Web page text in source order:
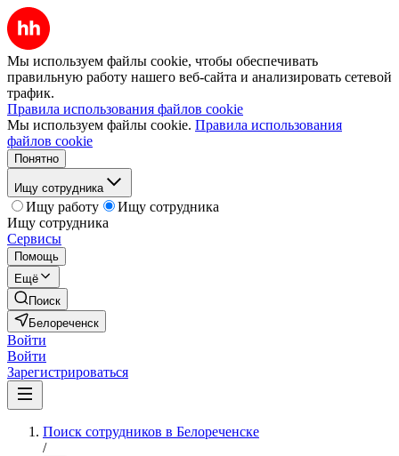
Мы используем файлы cookie, чтобы обеспечивать
правильную работу нашего веб-сайта и анализировать сетевой
трафик.
Правила использования файлов cookie
Мы используем файлы cookie. Правила использования
файлов cookie
Понятно
Ищу сотрудника
Ищу работу
Ищу сотрудника
Ищу сотрудника
Сервисы
Помощь
Ещё
Поиск
Белореченск
Войти
Войти
Зарегистрироваться
Поиск сотрудников в Белореченске
/